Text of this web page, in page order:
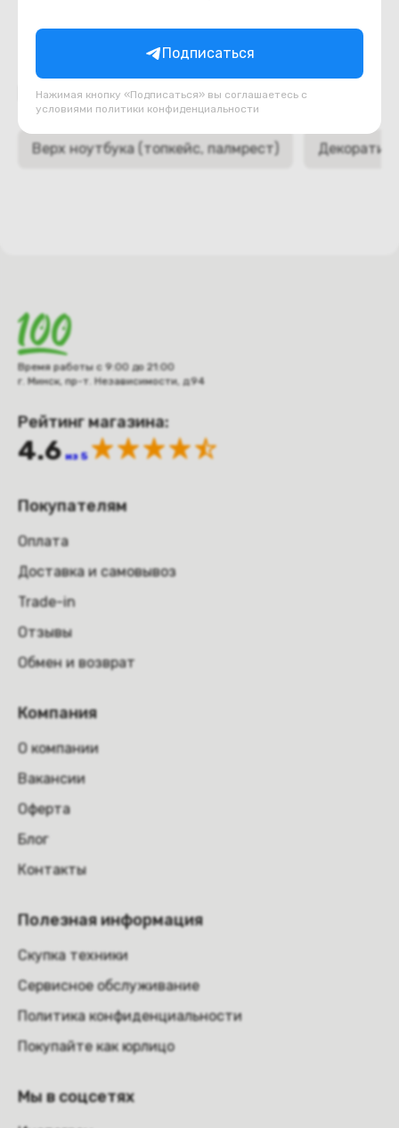
Подписаться
Нажимая кнопку «Подписаться» вы соглашаетесь с
условиями политики конфиденциальности
Подборки товаров в категории
Верх ноутбука (топкейс, палмрест)
Время работы с 9:00 до 21:00
г. Минск, пр-т. Независимости, д.94
Рейтинг магазина:
4.6 из 5
Покупателям
Оплата
Доставка и самовывоз
Trade-in
Отзывы
Обмен и возврат
Компания
О компании
Вакансии
Оферта
Блог
Контакты
Полезная информация
Скупка техники
Сервисное обслуживание
Политика конфиденциальности
Покупайте как юрлицо
Мы в соцсетях